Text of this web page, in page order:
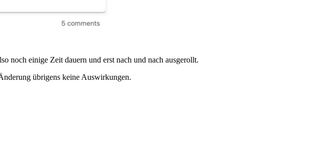
noch einige Zeit dauern und erst nach und nach ausgerollt.
übrigens keine Auswirkungen.